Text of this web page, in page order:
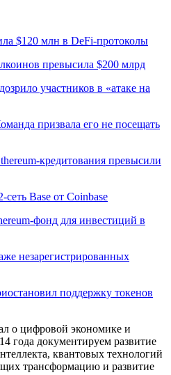
$120 млн в DeFi-протоколы
превысила $200 млрд
участников в «атаке на
призвала его не посещать
кредитования превысили
Base от Coinbase
фонд для инвестиций в
незарегистрированных
поддержку токенов
о цифровой экономике и
года документируем развитие
квантовых технологий
трансформацию и развитие